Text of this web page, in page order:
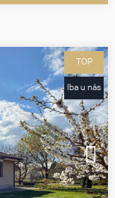
TOP
Iba u nás